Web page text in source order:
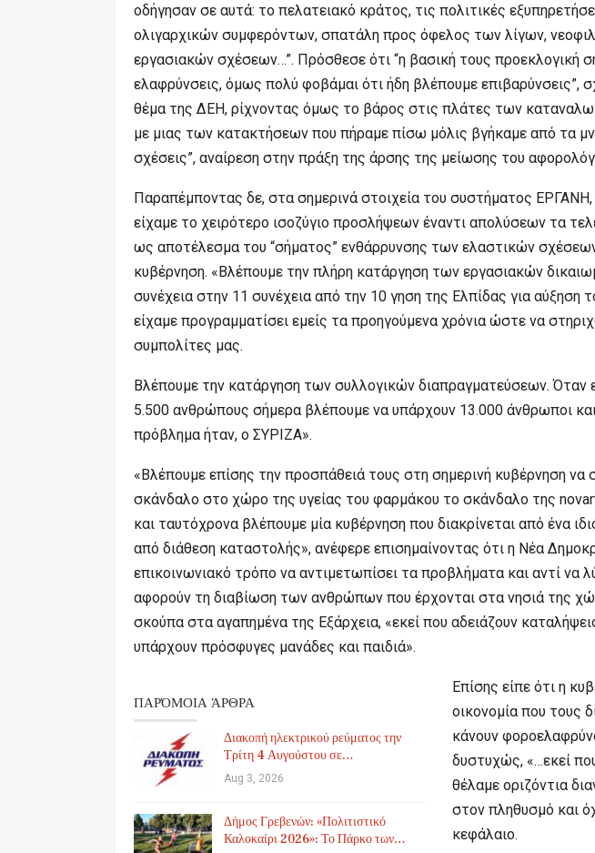
οδήγησαν σε αυτά: το πελατειακό κράτος, τις πολιτικές
ολιγαρχικών συμφερόντων, σπατάλη προς όφελος των λίγων,
εργασιακών σχέσεων…”. Πρόσθεσε ότι “η βασική τους προεκλογική
ελαφρύνσεις, όμως πολύ φοβάμαι ότι ήδη βλέπουμε επιβαρύνσεις”,
θέμα της ΔΕΗ, ρίχνοντας όμως το βάρος στις πλάτες των
με μιας των κατακτήσεων που πήραμε πίσω μόλις βγήκαμε από τα
σχέσεις”, αναίρεση στην πράξη της άρσης της μείωσης του
Παραπέμποντας δε, στα σημερινά στοιχεία του συστήματος
είχαμε το χειρότερο ισοζύγιο προσλήψεων έναντι απολύσεων τα
ως αποτέλεσμα του “σήματος” ενθάρρυνσης των ελαστικών
κυβέρνηση. «Βλέπουμε την πλήρη κατάργηση των εργασιακών
συνέχεια στην 11 συνέχεια από την 10 γηση της Ελπίδας για
είχαμε προγραμματίσει εμείς τα προηγούμενα χρόνια ώστε να
συμπολίτες μας.
Βλέπουμε την κατάργηση των συλλογικών διαπραγματεύσεων. Όταν
5.500 ανθρώπους σήμερα βλέπουμε να υπάρχουν 13.000 άνθρωποι
πρόβλημα ήταν, ο ΣΥΡΙΖΑ».
«Βλέπουμε επίσης την προσπάθειά τους στη σημερινή κυβέρνηση να
σκάνδαλο στο χώρο της υγείας του φαρμάκου το σκάνδαλο της
και ταυτόχρονα βλέπουμε μία κυβέρνηση που διακρίνεται από ένα
από διάθεση καταστολής», ανέφερε επισημαίνοντας ότι η Νέα
επικοινωνιακό τρόπο να αντιμετωπίσει τα προβλήματα και αντί να
αφορούν τη διαβίωση των ανθρώπων που έρχονται στα νησιά της
σκούπα στα αγαπημένα της Εξάρχεια, «εκεί που αδειάζουν
υπάρχουν πρόσφυγες μανάδες και παιδιά».
ΠΑΡΌΜΟΙΑ ΆΡΘΡΑ
Διακοπή ηλεκτρικού ρεύματος την
Τρίτη 4 Αυγούστου σε…
Aug 3, 2026
Δήμος Γρεβενών: «Πολιτιστικό
Καλοκαίρι 2026»: Το Πάρκο των…
Επίσης είπε ότι η
οικονομία που τους
κάνουν
δυστυχώς, «…εκεί
θέλαμε οριζόντια
στον πληθυσμό και
κεφάλαιο.